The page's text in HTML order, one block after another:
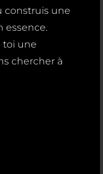
construis une
essence.
toi une
chercher à